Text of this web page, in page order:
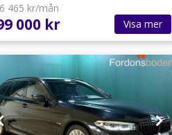
465 kr/mån
000 kr Visa mer